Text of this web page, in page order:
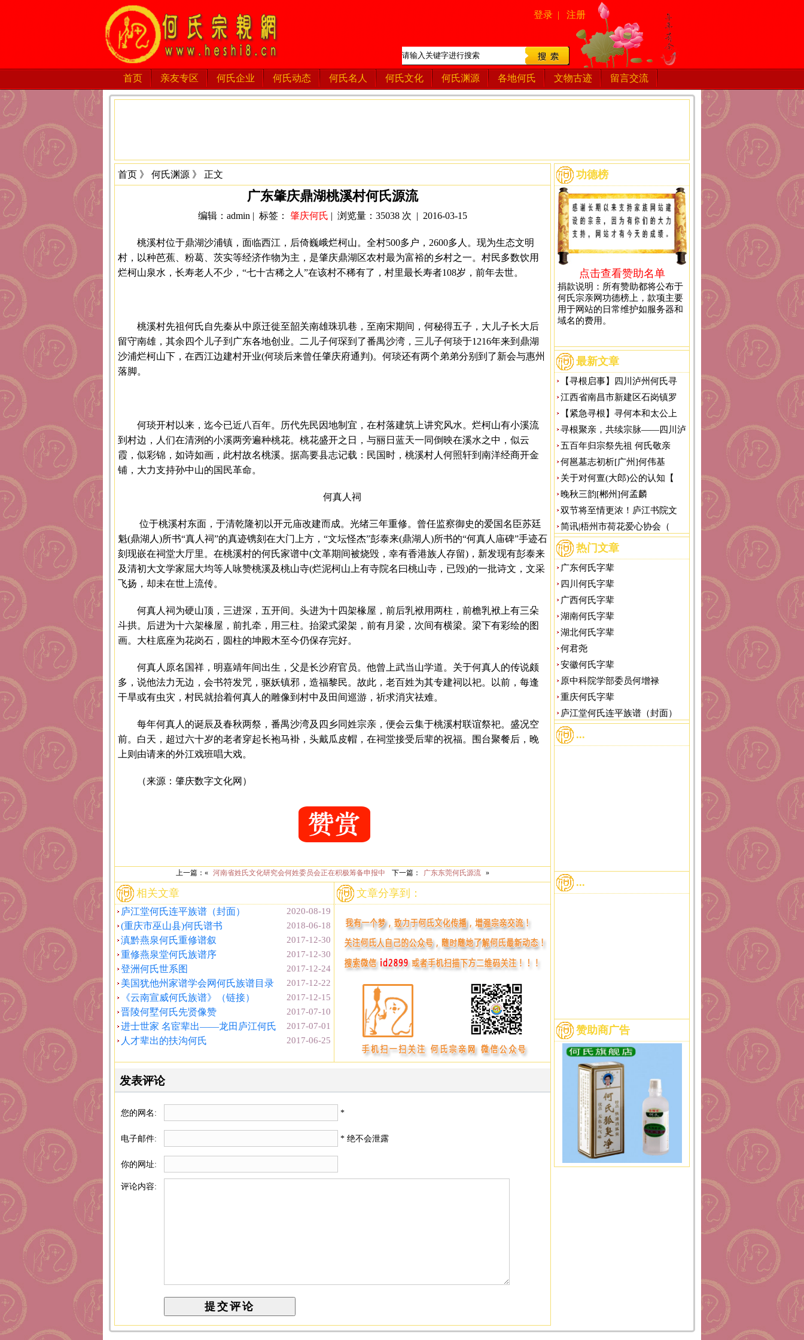
登录 | 注册
首页 亲友专区 何氏企业 何氏动态 何氏名人 何氏文化 何氏渊源 各地何氏 文物古迹 留言交流
首页 》 何氏渊源 》 正文
广东肇庆鼎湖桃溪村何氏源流
编辑：admin | 标签： 肇庆何氏 | 浏览量：35038 次 | 2016-03-15
桃溪村位于鼎湖沙浦镇，面临西江，后倚巍峨烂柯山。全村500多户，2600多人。现为生态文明
村，以种芭蕉、粉葛、茨实等经济作物为主，是肇庆鼎湖区农村最为富裕的乡村之一。村民多数饮用
烂柯山泉水，长寿老人不少，“七十古稀之人”在该村不稀有了，村里最长寿者108岁，前年去世。
桃溪村先祖何氏自先秦从中原迁徙至韶关南雄珠玑巷，至南宋期间，何秘得五子，大儿子长大后
留守南雄，其余四个儿子到广东各地创业。二儿子何琛到了番禺沙湾，三儿子何琰于1216年来到鼎湖
沙浦烂柯山下，在西江边建村开业(何琰后来曾任肇庆府通判)。何琰还有两个弟弟分别到了新会与惠州
落脚。
何琰开村以来，迄今已近八百年。历代先民因地制宜，在村落建筑上讲究风水。烂柯山有小溪流
到村边，人们在清洌的小溪两旁遍种桃花。桃花盛开之日，与丽日蓝天一同倒映在溪水之中，似云
霞，似彩锦，如诗如画，此村故名桃溪。据高要县志记载：民国时，桃溪村人何照轩到南洋经商开金
铺，大力支持孙中山的国民革命。
何真人祠
位于桃溪村东面，于清乾隆初以开元庙改建而成。光绪三年重修。曾任监察御史的爱国名臣苏廷
魁(鼎湖人)所书“真人祠”的真迹镌刻在大门上方，“文坛怪杰”彭泰来(鼎湖人)所书的“何真人庙碑”手迹石
刻现嵌在祠堂大厅里。在桃溪村的何氏家谱中(文革期间被烧毁，幸有香港族人存留)，新发现有彭泰来
及清初大文学家屈大均等人咏赞桃溪及桃山寺(烂泥柯山上有寺院名曰桃山寺，已毁)的一批诗文，文采
飞扬，却未在世上流传。
何真人祠为硬山顶，三进深，五开间。头进为十四架椽屋，前后乳袱用两柱，前檐乳袱上有三朵
斗拱。后进为十六架椽屋，前扎牵，用三柱。抬梁式梁架，前有月梁，次间有横梁。梁下有彩绘的图
画。大柱底座为花岗石，圆柱的坤殿木至今仍保存完好。
何真人原名国祥，明嘉靖年间出生，父是长沙府官员。他曾上武当山学道。关于何真人的传说颇
多，说他法力无边，会书符发咒，驱妖镇邪，造福黎民。故此，老百姓为其专建祠以祀。以前，每逢
干旱或有虫灾，村民就抬着何真人的雕像到村中及田间巡游，祈求消灾祛难。
每年何真人的诞辰及春秋两祭，番禺沙湾及四乡同姓宗亲，便会云集于桃溪村联谊祭祀。盛况空
前。白天，超过六十岁的老者穿起长袍马褂，头戴瓜皮帽，在祠堂接受后辈的祝福。围台聚餐后，晚
上则由请来的外江戏班唱大戏。
（来源：肇庆数字文化网）
上一篇：« 河南省姓氏文化研究会何姓委员会正在积极筹备申报中 下一篇： 广东东莞何氏源流 »
相关文章
2020-08-19
庐江堂何氏连平族谱（封面）
2018-06-18
(重庆市巫山县)何氏谱书
2017-12-30
滇黔燕泉何氏重修谱叙
2017-12-30
重修燕泉堂何氏族谱序
2017-12-24
登洲何氏世系图
2017-12-22
美国犹他州家谱学会网何氏族谱目录
2017-12-15
《云南宣威何氏族谱》（链接）
2017-07-10
晋陵何墅何氏先贤像赞
2017-07-01
进士世家 名宦辈出——龙田庐江何氏
2017-06-25
人才辈出的扶沟何氏
文章分享到：
发表评论
您的网名: *
电子邮件: * 绝不会泄露
你的网址:
评论内容:
功德榜
点击查看赞助名单
捐款说明：所有赞助都将公布于
何氏宗亲网功德榜上，款项主要
用于网站的日常维护如服务器和
域名的费用。
最新文章
【寻根启事】四川泸州何氏寻
江西省南昌市新建区石岗镇罗
【紧急寻根】寻何本和太公上
寻根聚亲，共续宗脉——四川泸
五百年归宗祭先祖 何氏敬亲
何邕墓志初析[广州]何伟基
关于对何亶(大郎)公的认知【
晚秋三韵[郴州]何孟麟
双节将至情更浓！庐江书院文
简讯|梧州市荷花爱心协会（
热门文章
广东何氏字辈
四川何氏字辈
广西何氏字辈
湖南何氏字辈
湖北何氏字辈
何君尧
安徽何氏字辈
原中科院学部委员何增禄
重庆何氏字辈
庐江堂何氏连平族谱（封面）
...
...
赞助商广告